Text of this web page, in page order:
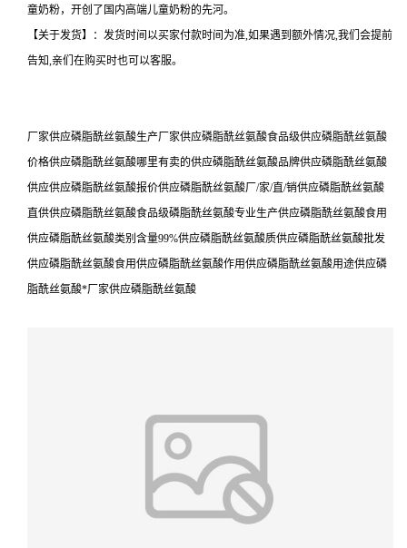
童奶粉，开创了国内高端儿童奶粉的先河。
【关于发货】：发货时间以买家付款时间为准,如果遇到额外情况,我们会提前
告知,亲们在购买时也可以客服。
厂家供应磷脂酰丝氨酸生产厂家供应磷脂酰丝氨酸食品级供应磷脂酰丝氨酸
价格供应磷脂酰丝氨酸哪里有卖的供应磷脂酰丝氨酸品牌供应磷脂酰丝氨酸
供应供应磷脂酰丝氨酸报价供应磷脂酰丝氨酸厂/家/直/销供应磷脂酰丝氨酸
直供供应磷脂酰丝氨酸食品级磷脂酰丝氨酸专业生产供应磷脂酰丝氨酸食用
供应磷脂酰丝氨酸类别含量99%供应磷脂酰丝氨酸质供应磷脂酰丝氨酸批发
供应磷脂酰丝氨酸食用供应磷脂酰丝氨酸作用供应磷脂酰丝氨酸用途供应磷
脂酰丝氨酸*厂家供应磷脂酰丝氨酸